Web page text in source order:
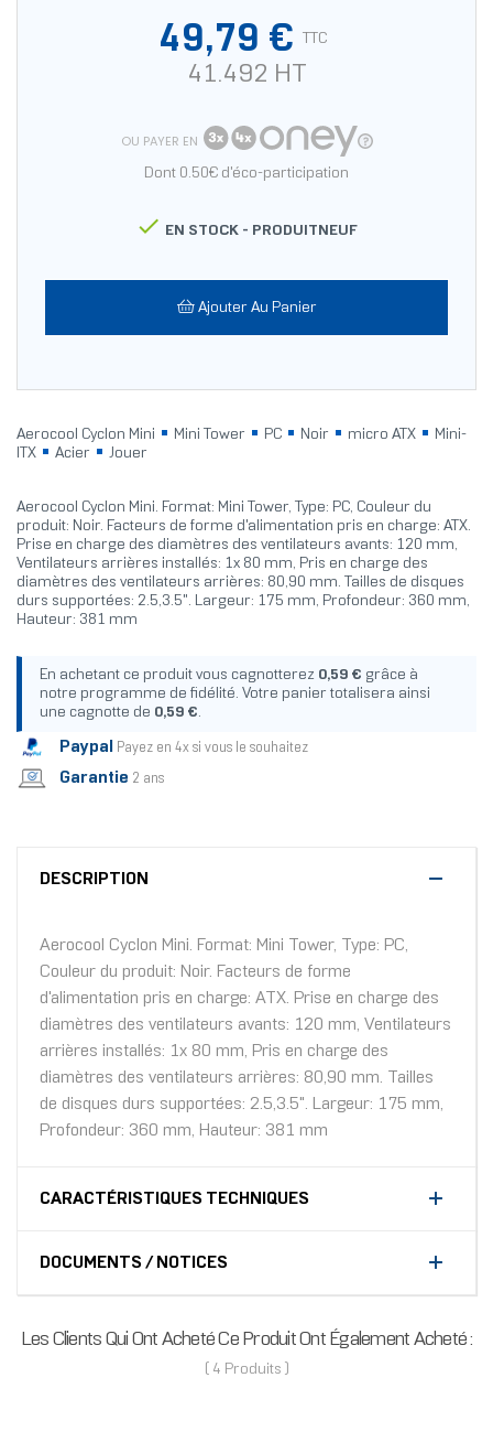
49,79 € TTC
41.492 HT
OU PAYER EN
Dont 0.50€ d'éco-participation
 EN STOCK - PRODUITNEUF
Ajouter Au Panier
Aerocool Cyclon Mini Mini Tower PC Noir micro ATX
Mini-
ITX
Acier Jouer
Aerocool Cyclon Mini. Format: Mini Tower, Type: PC, Couleur du
produit: Noir. Facteurs de forme d'alimentation pris en charge: ATX.
Prise en charge des diamètres des ventilateurs avants: 120 mm,
Ventilateurs arrières installés: 1x 80 mm, Pris en charge des
diamètres des ventilateurs arrières: 80,90 mm. Tailles de disques
durs supportées: 2.5,3.5". Largeur: 175 mm, Profondeur: 360 mm,
Hauteur: 381 mm
En achetant ce produit vous cagnotterez 0,59 € grâce à
notre programme de fidélité. Votre panier totalisera ainsi
une cagnotte de 0,59 €.
Paypal Payez en 4x si vous le souhaitez
Garantie 2 ans
DESCRIPTION
Aerocool Cyclon Mini. Format: Mini Tower, Type: PC,
Couleur du produit: Noir. Facteurs de forme
d'alimentation pris en charge: ATX. Prise en charge des
diamètres des ventilateurs avants: 120 mm, Ventilateurs
arrières installés: 1x 80 mm, Pris en charge des
diamètres des ventilateurs arrières: 80,90 mm. Tailles
de disques durs supportées: 2.5,3.5". Largeur: 175 mm,
Profondeur: 360 mm, Hauteur: 381 mm
CARACTÉRISTIQUES TECHNIQUES
DOCUMENTS / NOTICES
Les Clients Qui Ont Acheté Ce Produit Ont Également Acheté :
( 4 Produits )